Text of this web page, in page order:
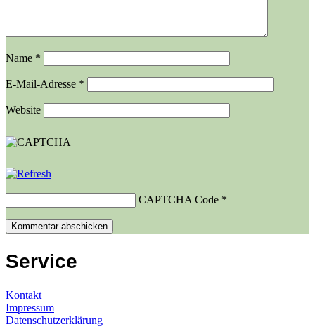
Name *
E-Mail-Adresse *
Website
CAPTCHA Code *
Service
Kontakt
Impressum
Datenschutzerklärung